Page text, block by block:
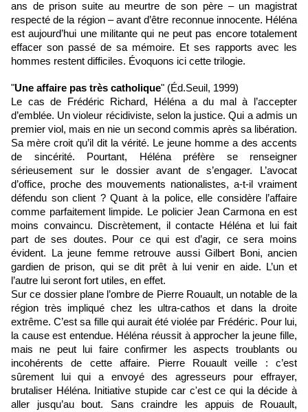
ans de prison suite au meurtre de son père – un magistrat
respecté de la région – avant d’être reconnue innocente. Héléna
est aujourd’hui une militante qui ne peut pas encore totalement
effacer son passé de sa mémoire. Et ses rapports avec les
hommes restent difficiles. Évoquons ici cette trilogie.
"Une affaire pas très catholique" (Éd.Seuil, 1999)
Le cas de Frédéric Richard, Héléna a du mal à l’accepter
d’emblée. Un violeur récidiviste, selon la justice. Qui a admis un
premier viol, mais en nie un second commis après sa libération.
Sa mère croit qu’il dit la vérité. Le jeune homme a des accents
de sincérité. Pourtant, Héléna préfère se renseigner
sérieusement sur le dossier avant de s’engager. L’avocat
d’office, proche des mouvements nationalistes, a-t-il vraiment
défendu son client ? Quant à la police, elle considère l’affaire
comme parfaitement limpide. Le policier Jean Carmona en est
moins convaincu. Discrètement, il contacte Héléna et lui fait
part de ses doutes. Pour ce qui est d’agir, ce sera moins
évident. La jeune femme retrouve aussi Gilbert Boni, ancien
gardien de prison, qui se dit prêt à lui venir en aide. L’un et
l’autre lui seront fort utiles, en effet.
Sur ce dossier plane l’ombre de Pierre Rouault, un notable de la
région très impliqué chez les ultra-cathos et dans la droite
extrême. C’est sa fille qui aurait été violée par Frédéric. Pour lui,
la cause est entendue. Héléna réussit à approcher la jeune fille,
mais ne peut lui faire confirmer les aspects troublants ou
incohérents de cette affaire. Pierre Rouault veille : c’est
sûrement lui qui a envoyé des agresseurs pour effrayer,
brutaliser Héléna. Initiative stupide car c'est ce qui la décide à
aller jusqu’au bout. Sans craindre les appuis de Rouault,